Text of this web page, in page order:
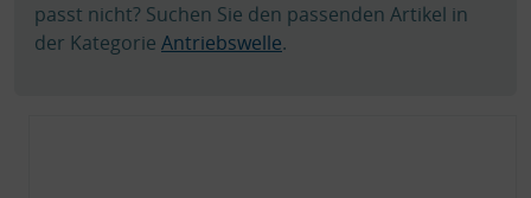
passt nicht? Suchen Sie den passenden Artikel in
der Kategorie Antriebswelle.